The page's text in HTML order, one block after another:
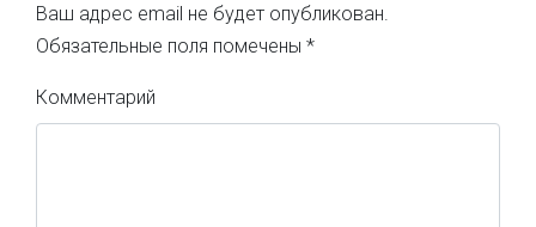
Ваш адрес email не будет опубликован.
Обязательные поля помечены *
Комментарий